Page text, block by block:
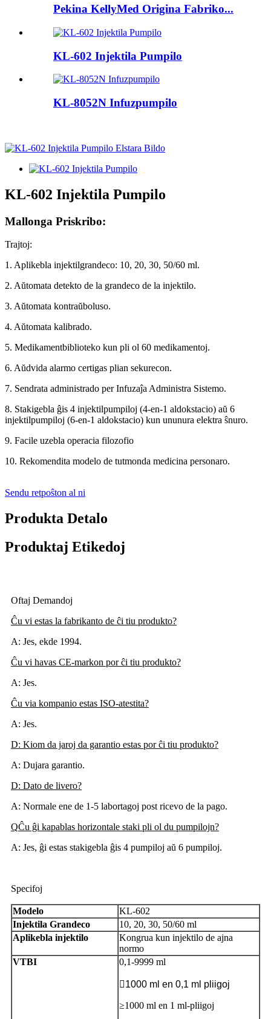
Pekina KellyMed Origina Fabriko...
KL-602 Injektila Pumpilo
KL-8052N Infuzpumpilo
KL-602 Injektila Pumpilo
Mallonga Priskribo:
Trajtoj:
1. Aplikebla injektilgrandeco: 10, 20, 30, 50/60 ml.
2. Aŭtomata detekto de la grandeco de la injektilo.
3. Aŭtomata kontraŭboluso.
4. Aŭtomata kalibrado.
5. Medikamentbiblioteko kun pli ol 60 medikamentoj.
6. Aŭdvida alarmo certigas plian sekurecon.
7. Sendrata administrado per Infuzaĵa Administra Sistemo.
8. Stakigebla ĝis 4 injektilpumpiloj (4-en-1 aldokstacio) aŭ 6
injektilpumpiloj (6-en-1 aldokstacio) kun ununura elektra ŝnuro.
9. Facile uzebla operacia filozofio
10. Rekomendita modelo de tutmonda medicina personaro.
Sendu retpoŝton al ni
Produkta Detalo
Produktaj Etikedoj
Oftaj Demandoj
Ĉu vi estas la fabrikanto de ĉi tiu produkto?
A: Jes, ekde 1994.
Ĉu vi havas CE-markon por ĉi tiu produkto?
A: Jes.
Ĉu via kompanio estas ISO-atestita?
A: Jes.
D: Kiom da jaroj da garantio estas por ĉi tiu produkto?
A: Dujara garantio.
D: Dato de livero?
A: Normale ene de 1-5 labortagoj post ricevo de la pago.
QĈu ĝi kapablas horizontale staki pli ol du pumpilojn?
A: Jes, ĝi estas stakigebla ĝis 4 pumpiloj aŭ 6 pumpiloj.
Specifoj
Modelo
KL-602
Injektila Grandeco
10, 20, 30, 50/60 ml
Aplikebla injektilo
Kongrua kun injektilo de ajna
normo
VTBI
0,1-9999 ml
1000 ml en 0,1 ml pliigoj
≥1000 ml en 1 ml-pliigoj